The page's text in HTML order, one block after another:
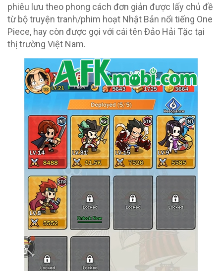
phiêu lưu theo phong cách đơn giản được lấy chủ đề
từ bộ truyện tranh/phim hoạt Nhật Bản nổi tiếng One
Piece, hay còn được gọi với cái tên Đảo Hải Tặc tại
thị trường Việt Nam.